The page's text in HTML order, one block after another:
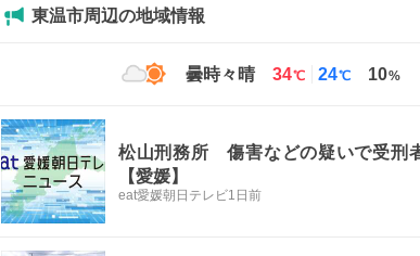
東温市周辺の地域情報
曇時々晴
最
34℃
最
24℃ 10%
松山刑務所 傷害などの疑いで受刑
【愛媛】
eat愛媛朝日テレビ1日前